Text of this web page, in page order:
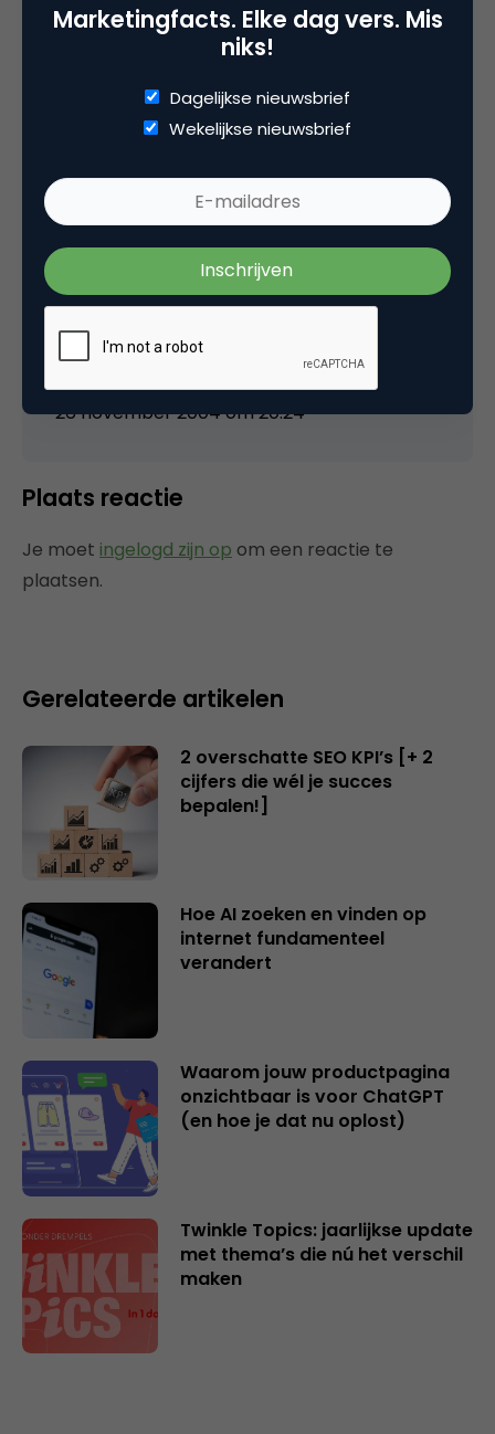
Het is een gerucht, maar als dit waar is dan
de portal MSN.nl is al geheel Nederlandstalig
en DUS populair bij de Hollandse Internet
Als Yahoo! het slim aanpakt dan gaat MSN
klappen krijgen (qua marktaandeel).
26 november 2004 om 20:24
Plaats reactie
Je moet ingelogd zijn op om een reactie te
plaatsen.
Gerelateerde artikelen
2 overschatte SEO KPI’s [+ 2
cijfers die wél je succes
bepalen!]
Hoe AI zoeken en vinden op
internet fundamenteel
verandert
Waarom jouw productpagina
onzichtbaar is voor ChatGPT
(en hoe je dat nu oplost)
Twinkle Topics: jaarlijkse update
met thema’s die nú het verschil
maken
Marketingfacts. Elke dag vers. Mis
niks!
Dagelijkse nieuwsbrief
Wekelijkse nieuwsbrief